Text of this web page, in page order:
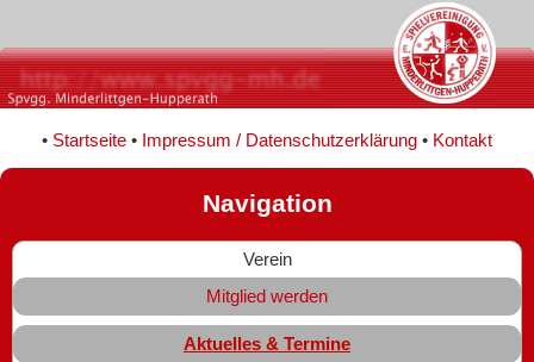
• Startseite • Impressum / Datenschutzerklärung • Kontakt
Navigation
Verein
Mitglied werden
Aktuelles & Termine